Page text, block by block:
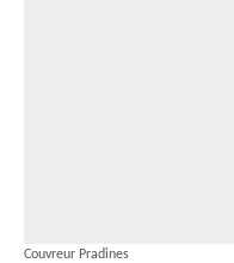
Couvreur Pradines